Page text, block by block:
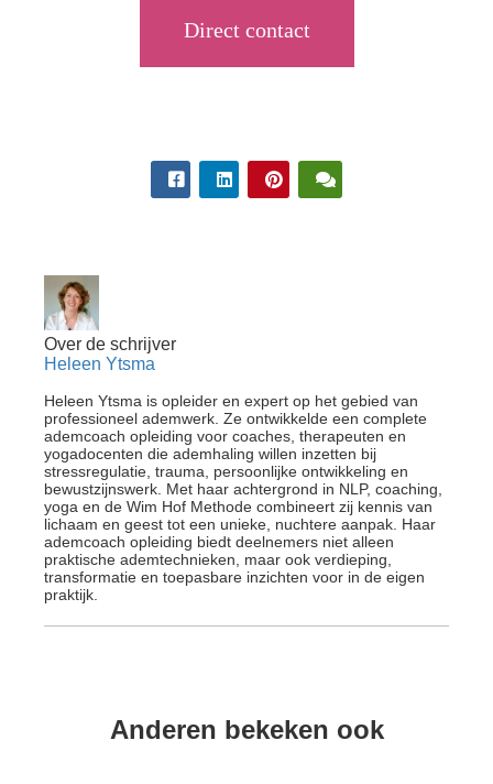
Direct contact
Over de schrijver
Heleen Ytsma
Heleen Ytsma is opleider en expert op het gebied van
professioneel ademwerk. Ze ontwikkelde een complete
ademcoach opleiding voor coaches, therapeuten en
yogadocenten die ademhaling willen inzetten bij
stressregulatie, trauma, persoonlijke ontwikkeling en
bewustzijnswerk. Met haar achtergrond in NLP, coaching,
yoga en de Wim Hof Methode combineert zij kennis van
lichaam en geest tot een unieke, nuchtere aanpak. Haar
ademcoach opleiding biedt deelnemers niet alleen
praktische ademtechnieken, maar ook verdieping,
transformatie en toepasbare inzichten voor in de eigen
praktijk.
Anderen bekeken ook